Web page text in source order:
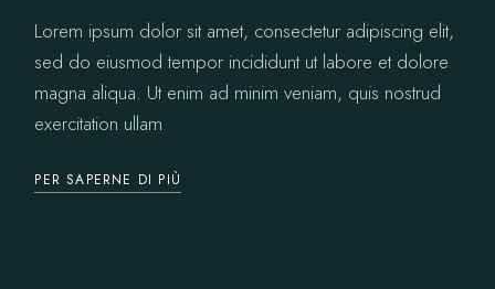
Lorem ipsum dolor sit amet, consectetur adipiscing elit,
sed do eiusmod tempor incididunt ut labore et dolore
magna aliqua. Ut enim ad minim veniam, quis nostrud
exercitation ullam
PER SAPERNE DI PIÙ